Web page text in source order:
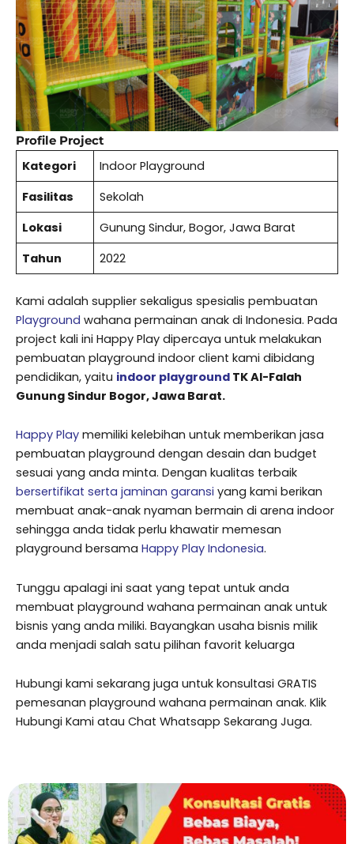
Profile Project
Kategori
Indoor Playground
Fasilitas
Sekolah
Lokasi
Gunung Sindur, Bogor, Jawa Barat
Tahun
2022
Kami adalah supplier sekaligus spesialis pembuatan
Playground wahana permainan anak di Indonesia. Pada
project kali ini Happy Play dipercaya untuk melakukan
pembuatan playground indoor client kami dibidang
pendidikan, yaitu indoor playground TK Al-Falah
Gunung Sindur Bogor, Jawa Barat.
Happy Play memiliki kelebihan untuk memberikan jasa
pembuatan playground dengan desain dan budget
sesuai yang anda minta. Dengan kualitas terbaik
bersertifikat serta jaminan garansi yang kami berikan
membuat anak-anak nyaman bermain di arena indoor
sehingga anda tidak perlu khawatir memesan
playground bersama Happy Play Indonesia.
Tunggu apalagi ini saat yang tepat untuk anda
membuat playground wahana permainan anak untuk
bisnis yang anda miliki. Bayangkan usaha bisnis milik
anda menjadi salah satu pilihan favorit keluarga
Hubungi kami sekarang juga untuk konsultasi GRATIS
pemesanan playground wahana permainan anak. Klik
Hubungi Kami atau Chat Whatsapp Sekarang Juga.